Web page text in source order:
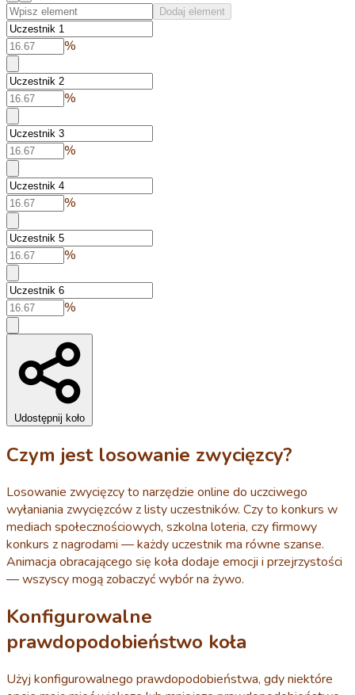
Dodaj element
%
%
%
%
%
%
Udostępnij koło
Czym jest losowanie zwycięzcy?
Losowanie zwycięzcy to narzędzie online do uczciwego
wyłaniania zwycięzców z listy uczestników. Czy to konkurs w
mediach społecznościowych, szkolna loteria, czy firmowy
konkurs z nagrodami — każdy uczestnik ma równe szanse.
Animacja obracającego się koła dodaje emocji i przejrzystości
— wszyscy mogą zobaczyć wybór na żywo.
Konfigurowalne
prawdopodobieństwo koła
Użyj konfigurowalnego prawdopodobieństwa, gdy niektóre